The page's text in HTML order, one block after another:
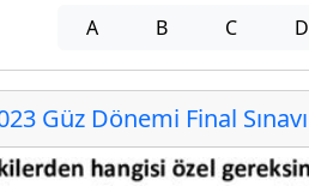
A B C D
Güz Dönemi Final Sınavı